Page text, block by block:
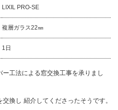
LIXIL PRO-SE
複層ガラス22㎜
1日
工法による窓交換工事を承りまし
換し 紹介してくださったそうです。